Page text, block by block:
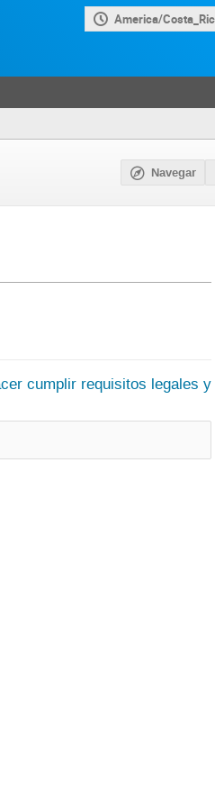
America/
Navegar
cumplir requisitos legales y